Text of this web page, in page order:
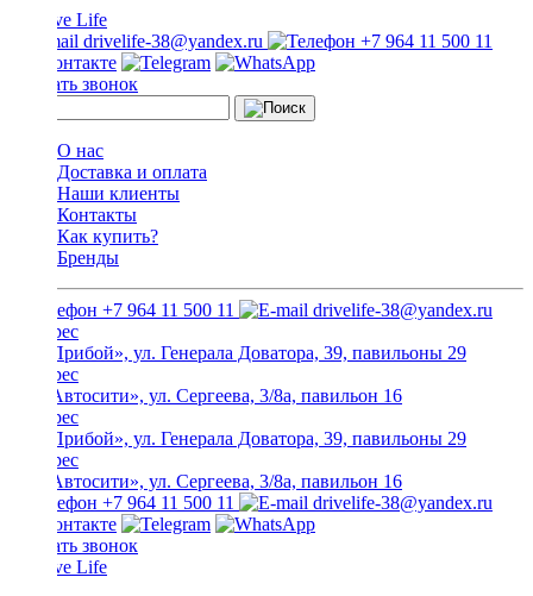
drivelife-38@yandex.ru +7 964 11 500 11
Заказать звонок
О нас
Доставка и оплата
Наши клиенты
Контакты
Как купить?
Бренды
+7 964 11 500 11 drivelife-38@yandex.ru
ТЦ «Прибой», ул. Генерала Доватора, 39, павильоны 29
ТЦ «Автосити», ул. Сергеева, 3/8а, павильон 16
ТЦ «Прибой», ул. Генерала Доватора, 39, павильоны 29
ТЦ «Автосити», ул. Сергеева, 3/8а, павильон 16
+7 964 11 500 11
drivelife-38@yandex.ru
Заказать звонок